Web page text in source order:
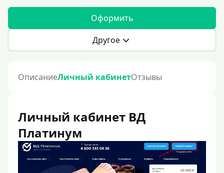
Оформить
Другое
ОписаниеЛичный кабинетОтзывы
Личный кабинет ВД
Платинум